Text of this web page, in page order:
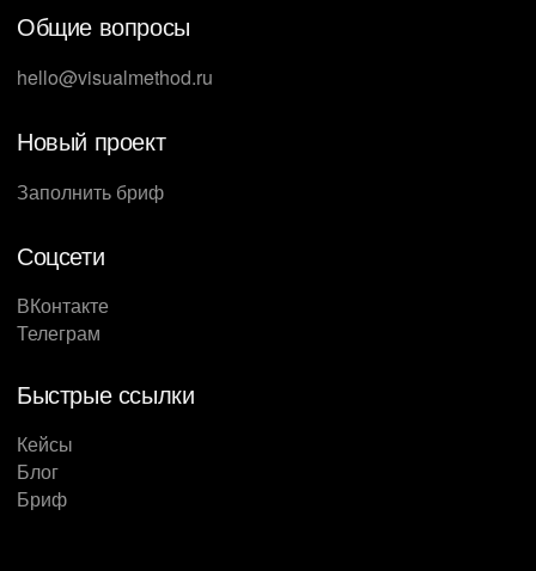
Общие вопросы
hello@visualmethod.ru
Новый проект
Заполнить бриф
Соцсети
ВКонтакте
Телеграм
Быстрые ссылки
Кейсы
Блог
Бриф